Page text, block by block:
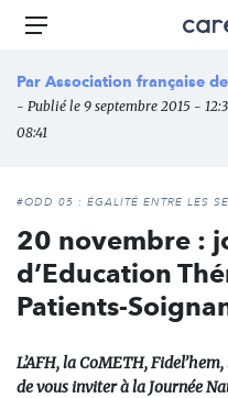
Aller
principal
média
des
Menu
Par Association française
- Publié le 9 septembre 2015 -
08:41
#ODD 05 : ÉGALITÉ ENTRE LES
20 novembre :
d’Education
Patients-
L’AFH, la CoMETH,
de vous inviter à la Journée